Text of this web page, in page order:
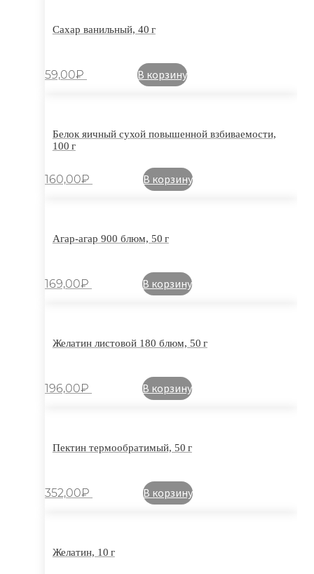
Сахар ванильный, 40 г
59,00₽ В корзину
Белок яичный сухой повышенной взбиваемости,
100 г
160,00₽ В корзину
Агар-агар 900 блюм, 50 г
169,00₽ В корзину
Желатин листовой 180 блюм, 50 г
196,00₽ В корзину
Пектин термообратимый, 50 г
352,00₽ В корзину
Желатин, 10 г